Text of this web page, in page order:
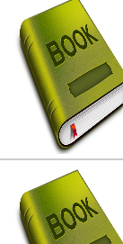
Ayo Melesat ke Surga!
Penulis :Kholid Abu
Penerbit :WIP
Th.Terbit :